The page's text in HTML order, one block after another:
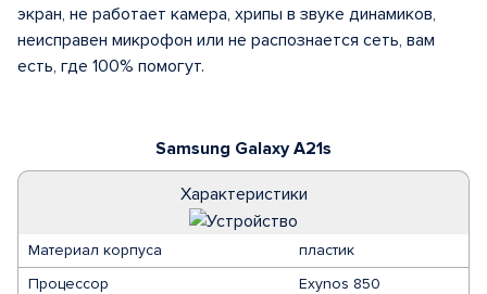
Samsung Galaxy A21s
Характеристики
Материал корпуса
пластик
Процессор
Exynos 850
экран, не работает камера, хрипы в звуке динамиков,
неисправен микрофон или не распознается сеть, вам
есть, где 100% помогут.